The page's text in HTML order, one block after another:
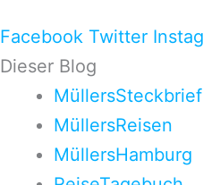
Facebook Twitter
Dieser Blog
MüllersSteckbrief
MüllersReisen
MüllersHamburg